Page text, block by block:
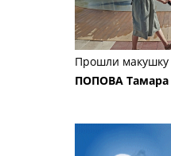
Прошли макушку
ПОПОВА Тамара